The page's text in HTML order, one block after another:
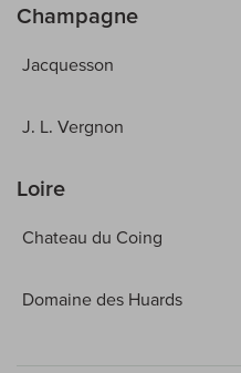
Champagne
Jacquesson
J. L. Vergnon
Loire
Chateau du Coing
Domaine des Huards